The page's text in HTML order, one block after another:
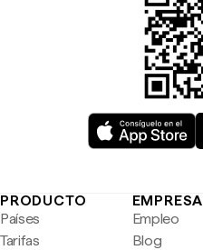
PRODUCTO
Países
Tarifas
EMPRESA
Empleo
Blog